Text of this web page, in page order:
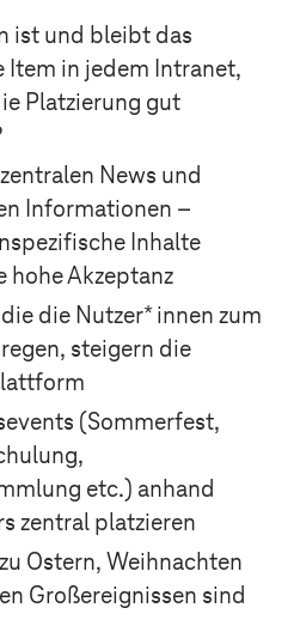
ist und bleibt das
in jedem Intranet,
Platzierung gut
News und
Informationen –
Inhalte
hohe Akzeptanz
die Nutzer* innen zum
steigern die
(Sommerfest,
etc.) anhand
zentral platzieren
Ostern, Weihnachten
Großereignissen sind